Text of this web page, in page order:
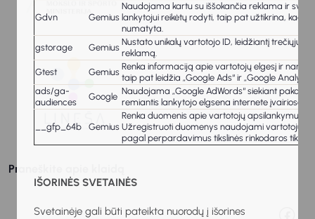
Gdvn Gemius
Naudojama kartu su iššokančia reklama ir
lankytojui reikėtų rodyti, taip pat užtikrina, kad
numatyta.
gstorage
Gemius
Nustato unikalų vartotojo ID, leidžiantį trečiųjų
reklamą.
Gtest
Gemius
Renka informaciją apie vartotojų elgesį ir
taip pat leidžia „Google Ads“ ir „Google
ads/ga-
audiences
Google
Naudojama „Google AdWords“ siekiant
remiantis lankytojo elgsena internete įvairiose
__gfp_64b Gemius
Renka duomenis apie vartotojų apsilankymus
Užregistruoti duomenys naudojami vartotojų
pagal perpardavimus tikslinės rinkodaros
IŠORINĖS SVETAINĖS
Svetainėje gali būti pateikta nuorodų į išorines
Praneškite apie klaidą